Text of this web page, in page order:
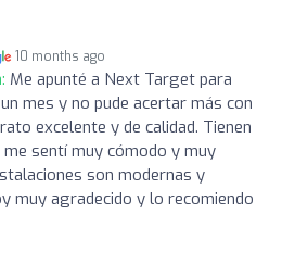
10 months ago
Me apunté a Next Target para
mes y no pude acertar más con
excelente y de calidad. Tienen
sentí muy cómodo y muy
son modernas y
muy agradecido y lo recomiendo